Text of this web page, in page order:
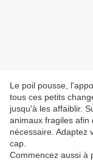
Le poil pousse,
tous ces petits
jusqu'à les affaiblir.
animaux fragiles afin
nécessaire. Adaptez
cap.
Commencez aussi à